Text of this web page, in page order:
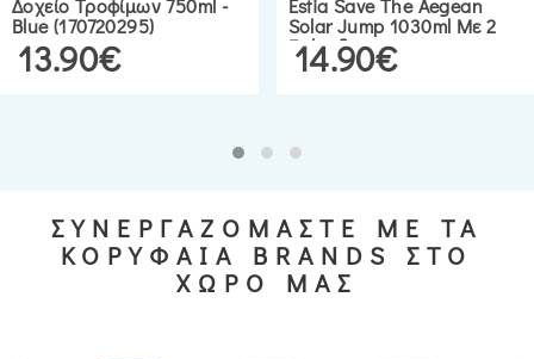
Δοχείο Τροφίμων 750ml -
Blue (170720295)
13.90€
Estia Save The Aegean
Solar Jump 1030ml Με 2
Επίπεδα
14.90€
ΣΥΝΕΡΓΑΖΟΜΑΣΤΕ ΜΕ ΤΑ
ΚΟΡΥΦΑΙΑ BRANDS ΣΤΟ
ΧΩΡΟ ΜΑΣ